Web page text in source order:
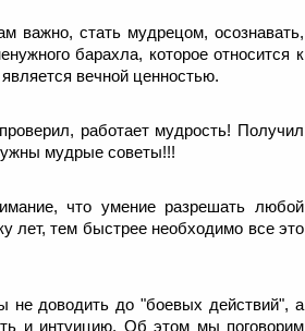
важно, стать мудрецом, осознавать,
барахла, которое относится к
вечной ценностью.
работает мудрость! Получил
мудрые советы!!!
что умение разрешать любой
лет, тем быстрее необходимо все это
не доводить до "боевых действий", а
и интуицию. Об этом мы поговорим